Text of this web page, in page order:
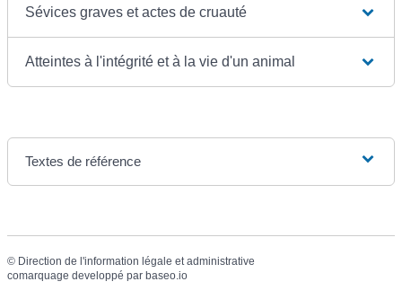
Sévices graves et actes de cruauté
Atteintes à l'intégrité et à la vie d'un animal
Textes de référence
© Direction de l'information légale et administrative
comarquage developpé par baseo.io